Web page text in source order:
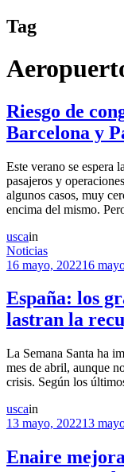
Tag
Riesgo de
Barcelona y
Este verano se espera
pasajeros y
algunos casos, muy
encima del mismo.
uscain
Noticias
16 mayo, 202216
España: los
lastran la
La Semana Santa ha
mes de abril, aunque
crisis. Según los
uscain
13 mayo, 202213
Enaire